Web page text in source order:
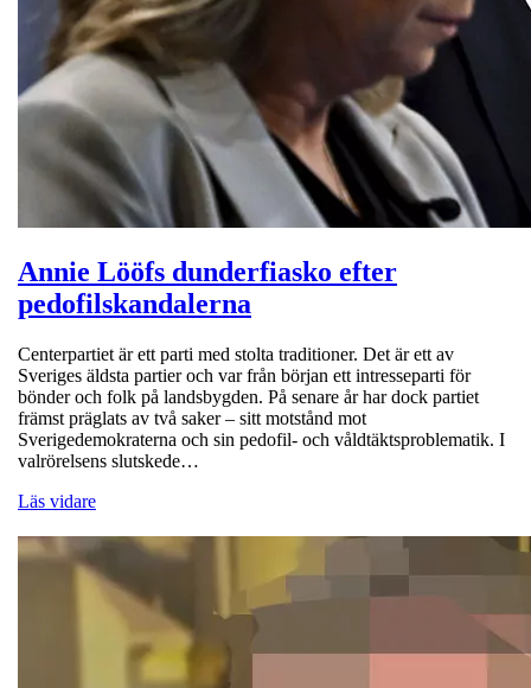
Annie Lööfs dunderfiasko efter
pedofilskandalerna
Centerpartiet är ett parti med stolta traditioner. Det är ett av
Sveriges äldsta partier och var från början ett intresseparti för
bönder och folk på landsbygden. På senare år har dock partiet
främst präglats av två saker – sitt motstånd mot
Sverigedemokraterna och sin pedofil- och våldtäktsproblematik. I
valrörelsens slutskede…
Läs vidare